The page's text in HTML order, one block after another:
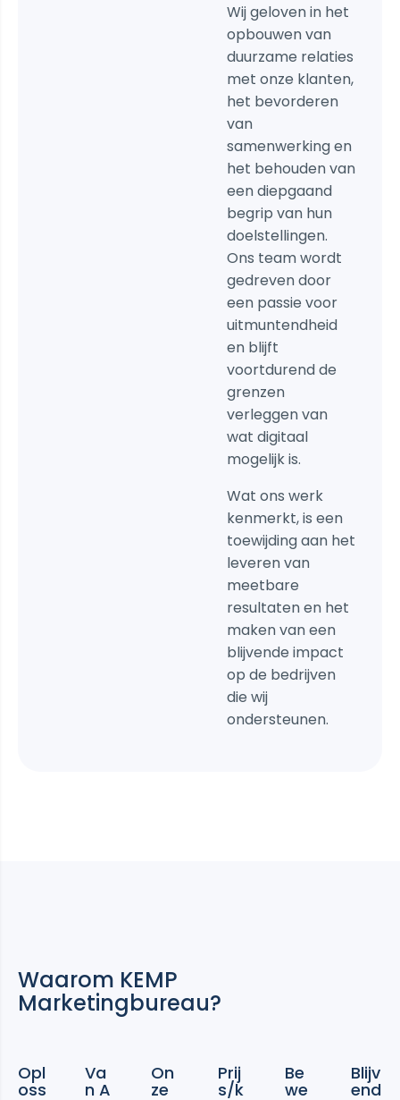
Wij geloven in het
opbouwen van
duurzame relaties
met onze klanten,
het bevorderen
van
samenwerking en
het behouden van
een diepgaand
begrip van hun
doelstellingen.
Ons team wordt
gedreven door
een passie voor
uitmuntendheid
en blijft
voortdurend de
grenzen
verleggen van
wat digitaal
mogelijk is.
Wat ons werk
kenmerkt, is een
toewijding aan het
leveren van
meetbare
resultaten en het
maken van een
blijvende impact
op de bedrijven
die wij
ondersteunen.
Waarom KEMP
Marketingbureau?
Opl
oss
Va
n A
On
ze
Prij
s/k
Be
we
Blijv
end